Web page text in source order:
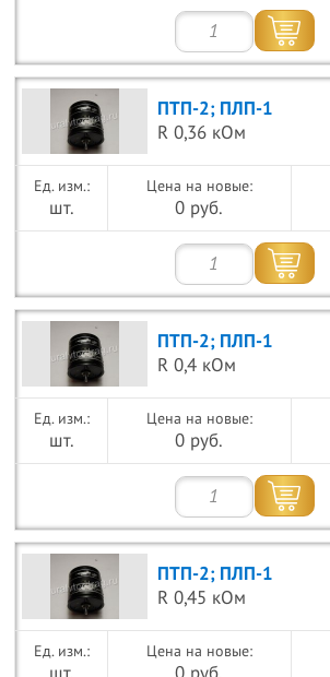
ПТП-2; ПЛП-1
R 0,36 кОм
шт.
Цена на новые:
0 руб.
ПТП-2; ПЛП-1
R 0,4 кОм
шт.
Цена на новые:
0 руб.
ПТП-2; ПЛП-1
R 0,45 кОм
Цена на новые: